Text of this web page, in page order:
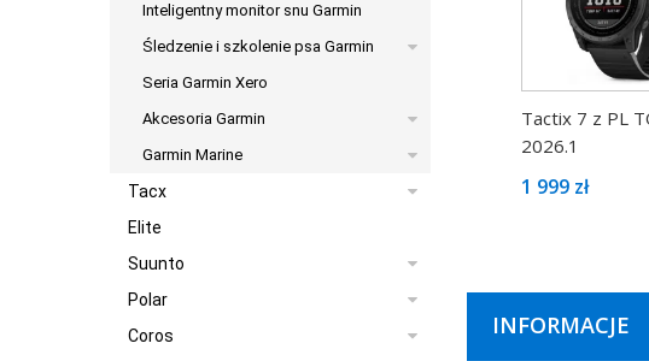
Inteligentny monitor snu Garmin
Śledzenie i szkolenie psa Garmin
Seria Garmin Xero
Akcesoria Garmin
Garmin Marine
Tacx
Elite
Suunto
Polar
Coros
Tactix 7 z PL
2026.1
1 999 zł
INFORMACJE